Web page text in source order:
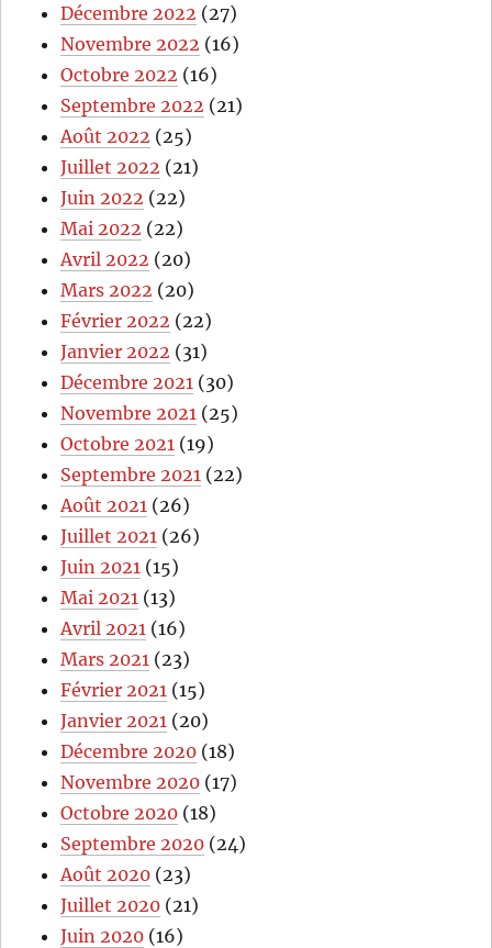
Décembre 2022 (27)
Novembre 2022 (16)
Octobre 2022 (16)
Septembre 2022 (21)
Août 2022 (25)
Juillet 2022 (21)
Juin 2022 (22)
Mai 2022 (22)
Avril 2022 (20)
Mars 2022 (20)
Février 2022 (22)
Janvier 2022 (31)
Décembre 2021 (30)
Novembre 2021 (25)
Octobre 2021 (19)
Septembre 2021 (22)
Août 2021 (26)
Juillet 2021 (26)
Juin 2021 (15)
Mai 2021 (13)
Avril 2021 (16)
Mars 2021 (23)
Février 2021 (15)
Janvier 2021 (20)
Décembre 2020 (18)
Novembre 2020 (17)
Octobre 2020 (18)
Septembre 2020 (24)
Août 2020 (23)
Juillet 2020 (21)
Juin 2020 (16)